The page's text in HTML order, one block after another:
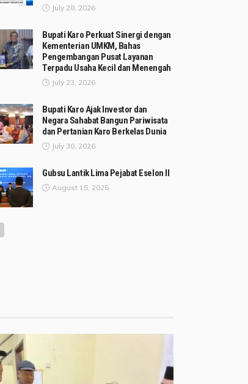
July 28, 2026
Bupati Karo Perkuat Sinergi dengan
Kementerian UMKM, Bahas
Pengembangan Pusat Layanan
Terpadu Usaha Kecil dan Menengah
July 23, 2026
Bupati Karo Ajak Investor dan
Negara Sahabat Bangun Pariwisata
dan Pertanian Karo Berkelas Dunia
July 30, 2026
Gubsu Lantik Lima Pejabat Eselon II
August 15, 2025